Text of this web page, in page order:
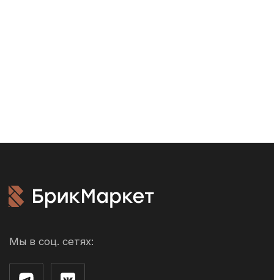
с1Д, 3 этаж, офис 305
Производители